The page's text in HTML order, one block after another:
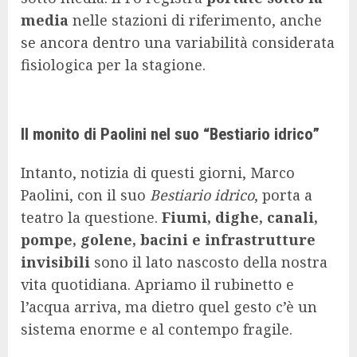
media nelle stazioni di riferimento, anche
se ancora dentro una variabilità considerata
fisiologica per la stagione.
Il monito di Paolini nel suo “Bestiario idrico”
Intanto, notizia di questi giorni, Marco
Paolini, con il suo Bestiario idrico, porta a
teatro la questione. Fiumi, dighe, canali,
pompe, golene, bacini e infrastrutture
invisibili sono il lato nascosto della nostra
vita quotidiana. Apriamo il rubinetto e
l’acqua arriva, ma dietro quel gesto c’è un
sistema enorme e al contempo fragile.